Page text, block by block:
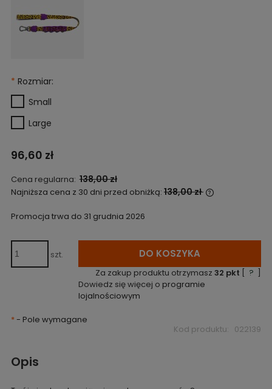
* Rozmiar:
Small
Large
96,60 zł
Cena regularna: 138,00 zł
Najniższa cena z 30 dni przed obniżką: 138,00 zł
pojawił się w
Promocja trwa do 31 grudnia 2026
szt. DO KOSZYKA
Za zakup produktu otrzymasz32 pkt [ ? ]
Dowiedz się więcej o programie
lojalnościowym
*- Pole wymagane
Kod produktu: 022139
Opis